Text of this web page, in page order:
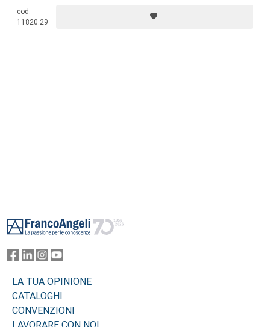
smart working e che riguardano i rapporti tra generi ma, più in
generale, i rapporti di valorizzazione o discriminazione delle diversità.
cod.
11820.29
LA TUA OPINIONE
CATALOGHI
CONVENZIONI